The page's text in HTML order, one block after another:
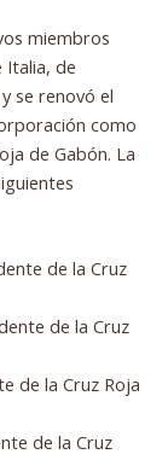
miembros
Italia, de
se renovó el
como
de Gabón. La
de la Cruz
de la Cruz
de la Cruz Roja
de la Cruz